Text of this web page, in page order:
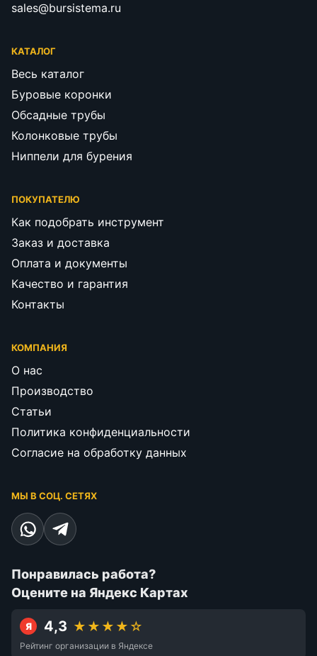
sales@bursistema.ru
КАТАЛОГ
Весь каталог
Буровые коронки
Обсадные трубы
Колонковые трубы
Ниппели для бурения
ПОКУПАТЕЛЮ
Как подобрать инструмент
Заказ и доставка
Оплата и документы
Качество и гарантия
Контакты
КОМПАНИЯ
О нас
Производство
Статьи
Политика конфиденциальности
Согласие на обработку данных
МЫ В СОЦ. СЕТЯХ
Понравилась работа?
Оцените на Яндекс Картах
Я 4,3 ★★★★☆
Рейтинг организации в Яндексе